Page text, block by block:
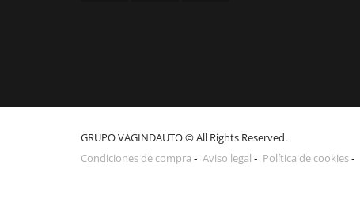
GRUPO VAGINDAUTO © All Rights Reserved.
Condiciones de compra
Aviso legal Política de cookies